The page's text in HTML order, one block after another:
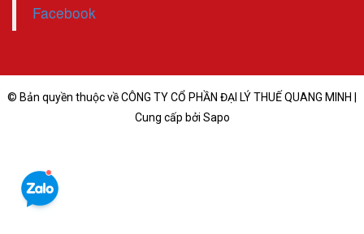
Hoàn thuế
Soát xét hồ sơ
Facebook
© Bản quyền thuộc về CÔNG TY CỔ PHẦN ĐẠI LÝ THUẾ QUANG MINH |
Cung cấp bởi Sapo